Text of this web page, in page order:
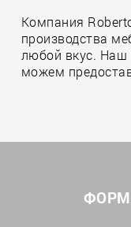
Компания
производства
любой вкус. Наш
можем